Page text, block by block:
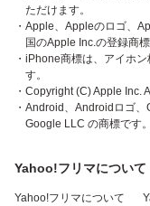
ただけます。
・Apple、Appleのロゴ、
国のApple Inc.の登録商標
・iPhone商標は、アイホ
す。
・Copyright (C) Apple Inc.
・Android、Androidロゴ
Google LLC の商標です。
Yahoo!フリマについて
Yahoo!フリマについて